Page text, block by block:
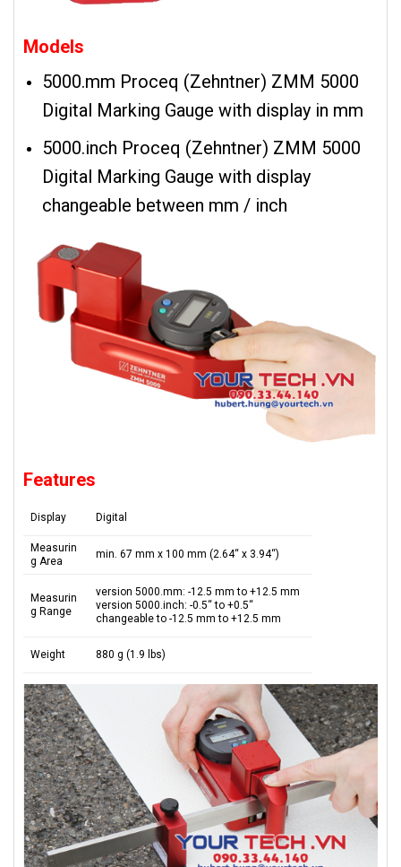
Models
5000.mm Proceq (Zehntner) ZMM 5000
Digital Marking Gauge with display in mm
5000.inch Proceq (Zehntner) ZMM 5000
Digital Marking Gauge with display
changeable between mm / inch
Features
Display Digital
Measurin
g Area
min. 67 mm x 100 mm (2.64“ x 3.94“)
Measurin
g Range
version 5000.mm: -12.5 mm to +12.5 mm
version 5000.inch: -0.5“ to +0.5“
changeable to -12.5 mm to +12.5 mm
Weight 880 g (1.9 lbs)